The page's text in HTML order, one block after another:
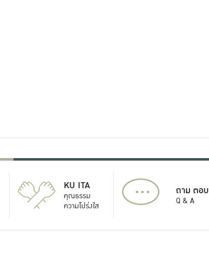
KU ITA
คุณธรรม
ความโปร่งใส
... ถาม ตอบ
Q & A